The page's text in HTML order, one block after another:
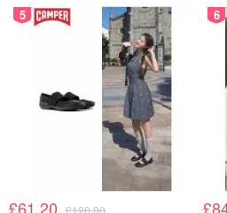
5
£61.20 £120.00
6